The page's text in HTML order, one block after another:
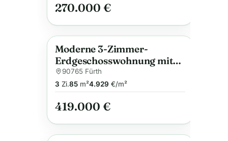
270.000 €
Anzeige
Moderne 3-Zimmer-
Erdgeschosswohnung mit
Terrasse und Garten
90765 Fürth
3 Zi.85m²4.929 €/m²
419.000 €